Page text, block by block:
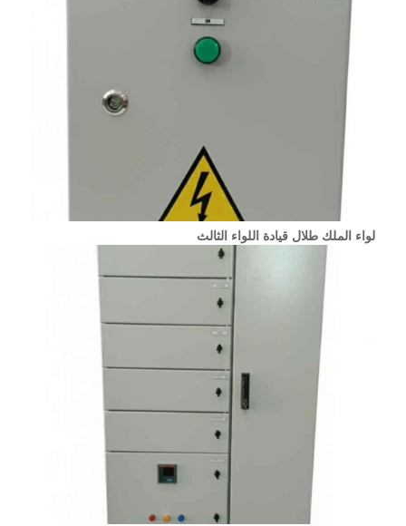
لواء الملك طلال قيادة اللواء الثالث